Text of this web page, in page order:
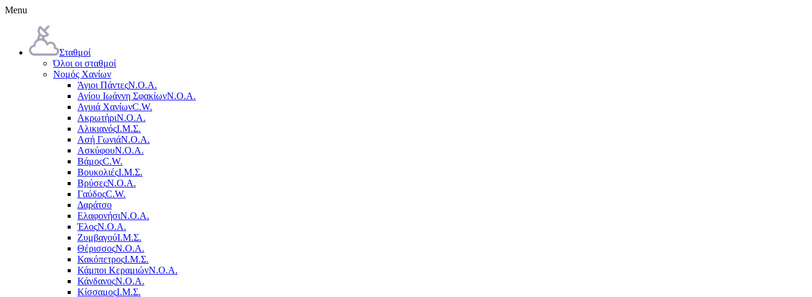
Menu
Σταθμοί
Όλοι οι σταθμοί
Νομός Χανίων
Άγιοι ΠάντεςΝ.Ο.Α.
Αγίου Ιωάννη ΣφακίωνΝ.Ο.Α.
Αγυιά ΧανίωνC.W.
ΑκρωτήριΝ.Ο.Α.
ΑλικιανόςΙ.Μ.Σ.
Ασή ΓωνιάΝ.Ο.Α.
ΑσκύφουΝ.Ο.Α.
ΒάμοςC.W.
ΒουκολιέςΙ.Μ.Σ.
ΒρύσεςΝ.Ο.Α.
ΓαύδοςC.W.
Δαράτσο
ΕλαφονήσιΝ.Ο.Α.
ΈλοςΝ.Ο.Α.
ΖυμβαγούΙ.Μ.Σ.
ΘέρισσοςΝ.Ο.Α.
ΚακόπετροςΙ.Μ.Σ.
Κάμποι ΚεραμιώνΝ.Ο.Α.
ΚάνδανοςΝ.Ο.Α.
ΚίσσαμοςΙ.Μ.Σ.